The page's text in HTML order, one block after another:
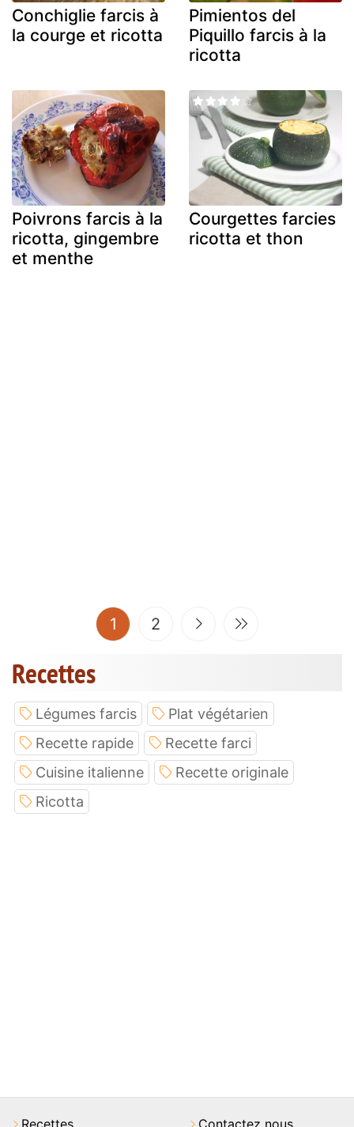
Conchiglie farcis à
la courge et ricotta
Pimientos del
Piquillo farcis à la
ricotta
Poivrons farcis à la
ricotta, gingembre
et menthe
Courgettes farcies
ricotta et thon
1 (current)
2
Recettes
Légumes farcis
Plat végétarien
Recette rapide
Recette farci
Cuisine italienne
Recette originale
Ricotta
Recettes Contactez nous